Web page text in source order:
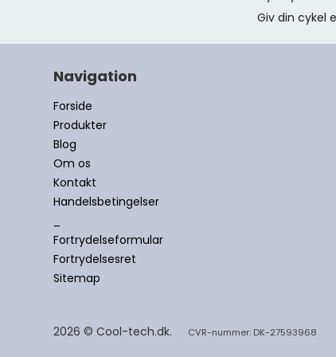
Giv din cykel
Navigation
Forside
Produkter
Blog
Om os
Kontakt
Handelsbetingelser
Fortrydelseformular
Fortrydelsesret
Sitemap
2026 © Cool-tech.dk. CVR-nummer: DK-27593968